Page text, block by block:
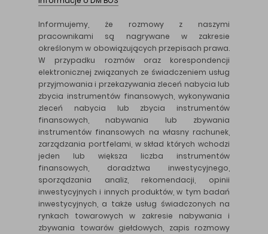
Informujemy, że rozmowy z naszymi
pracownikami są nagrywane w zakresie
określonym w obowiązujących przepisach prawa.
W przypadku rozmów oraz korespondencji
elektronicznej związanych ze świadczeniem usług
przyjmowania i przekazywania zleceń nabycia lub
zbycia instrumentów finansowych, wykonywania
zleceń nabycia lub zbycia instrumentów
finansowych, nabywania lub zbywania
instrumentów finansowych na własny rachunek,
zarządzania portfelami, w skład których wchodzi
jeden lub większa liczba instrumentów
finansowych, doradztwa inwestycyjnego,
sporządzania analiz, rekomendacji, opinii
inwestycyjnych i innych produktów, w tym badań
inwestycyjnych, a także usług świadczonych na
rynkach towarowych w zakresie nabywania i
zbywania towarów giełdowych, zapis rozmowy